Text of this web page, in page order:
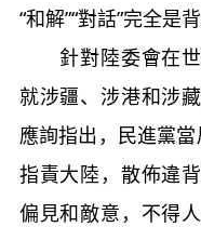
“和解”“對話”完全是
針對陸委會在世
就涉疆、涉港和涉
應詢指出，民進黨
指責大陸，散佈違
偏見和敵意，不得